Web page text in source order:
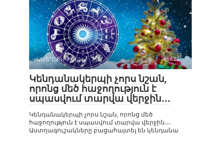
ԱՍՏՂԱԳՈՒՇԱԿ 0 473
Կենդանակերպի չորս նշան,
որոնց մեծ հաջողություն է
սպասվում տարվա վերջին․․․
Կենդանակերպի չորս նշան, որոնց մեծ
հաջողություն է սպասվում տարվա վերջին․․․
Աստղագուշակները բացահայտել են կենդանա